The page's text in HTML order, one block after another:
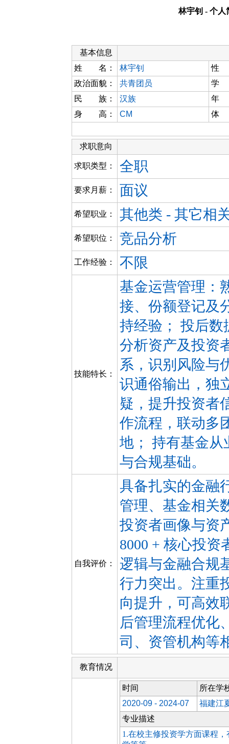
林宇钊 - 个人
基本信息
姓 名：
林宇钊
性
政治面貌：
共青团员
学
民 族：
汉族
年
身 高：
CM 体
求职意向
求职类型： 全职
要求月薪： 面议
希望职业： 其他类 - 其它相
希望职位： 竞品分析
工作经验： 不限
技能特长：
基金运营管理：
接、份额登记及
持经验； 投后数
分析资产及投资
系，识别风险与
识通俗输出，独
疑，提升投资者
作流程，联动多
地； 持有基金从
与合规基础。
自我评价：
具备扎实的金融
管理、基金相关
投资者画像与资
8000 + 核心投
逻辑与金融合规
行力突出。注重
向提升，可高效
后管理流程优化
司、资管机构等
教育情况
时间
所在学
2020-09 - 2024-07
福建江
专业描述
1.在校主修投资学方面课程